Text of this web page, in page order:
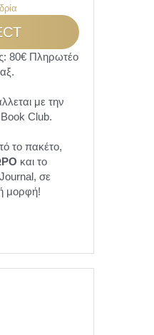
80€ Πληρωτέο
με την
Club.
το πακέτο,
και το
σε
μορφή!